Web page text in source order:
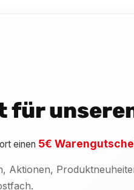
für
einen 5€
Aktionen,